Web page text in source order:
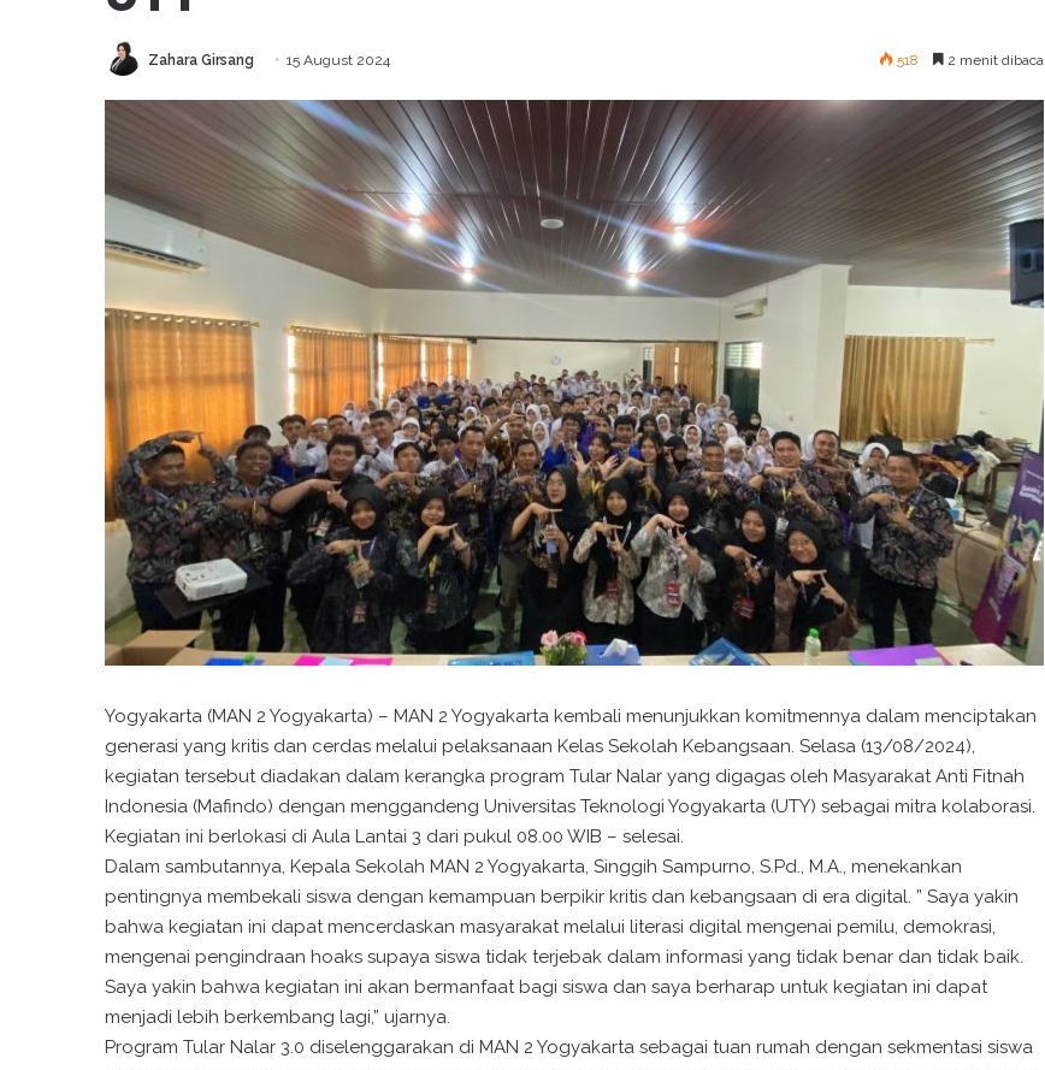
Zahara Girsang 15 August 2024 518 2 menit dibaca
Yogyakarta (MAN 2 Yogyakarta) – MAN 2 Yogyakarta kembali menunjukkan komitmennya dalam menciptakan
generasi yang kritis dan cerdas melalui pelaksanaan Kelas Sekolah Kebangsaan. Selasa (13/08/2024),
kegiatan tersebut diadakan dalam kerangka program Tular Nalar yang digagas oleh Masyarakat Anti Fitnah
Indonesia (Mafindo) dengan menggandeng Universitas Teknologi Yogyakarta (UTY) sebagai mitra kolaborasi.
Kegiatan ini berlokasi di Aula Lantai 3 dari pukul 08.00 WIB – selesai.
Dalam sambutannya, Kepala Sekolah MAN 2 Yogyakarta, Singgih Sampurno, S.Pd., M.A., menekankan
pentingnya membekali siswa dengan kemampuan berpikir kritis dan kebangsaan di era digital. ” Saya yakin
bahwa kegiatan ini dapat mencerdaskan masyarakat melalui literasi digital mengenai pemilu, demokrasi,
mengenai pengindraan hoaks supaya siswa tidak terjebak dalam informasi yang tidak benar dan tidak baik.
Saya yakin bahwa kegiatan ini akan bermanfaat bagi siswa dan saya berharap untuk kegiatan ini dapat
menjadi lebih berkembang lagi,” ujarnya.
Program Tular Nalar 3.0 diselenggarakan di MAN 2 Yogyakarta sebagai tuan rumah dengan sekmentasi siswa